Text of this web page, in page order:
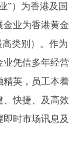
”）为香港及国
金业为香港黄金
类别）。作为
业凭借多年经营
精英，员工本着
、快捷、及高效
时市场讯息及